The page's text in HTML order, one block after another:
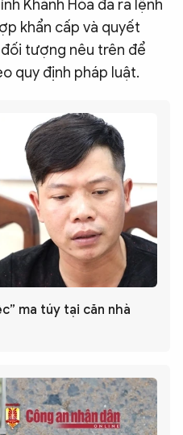
Khánh Hòa đã ra lệnh
khẩn cấp và quyết
tượng nêu trên để
quy định pháp luật.
ma túy tại căn nhà